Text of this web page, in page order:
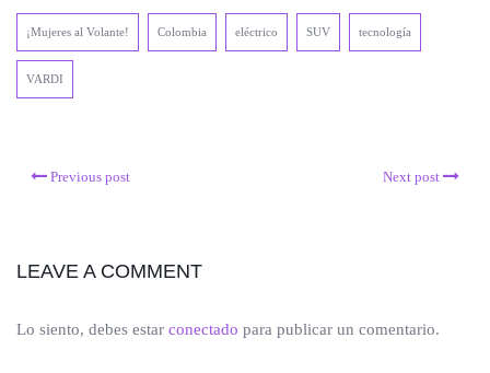
¡Mujeres al Volante! Colombia eléctrico SUV tecnología
VARDI
Previous post Next post
LEAVE A COMMENT
Lo siento, debes estar conectado para publicar un comentario.